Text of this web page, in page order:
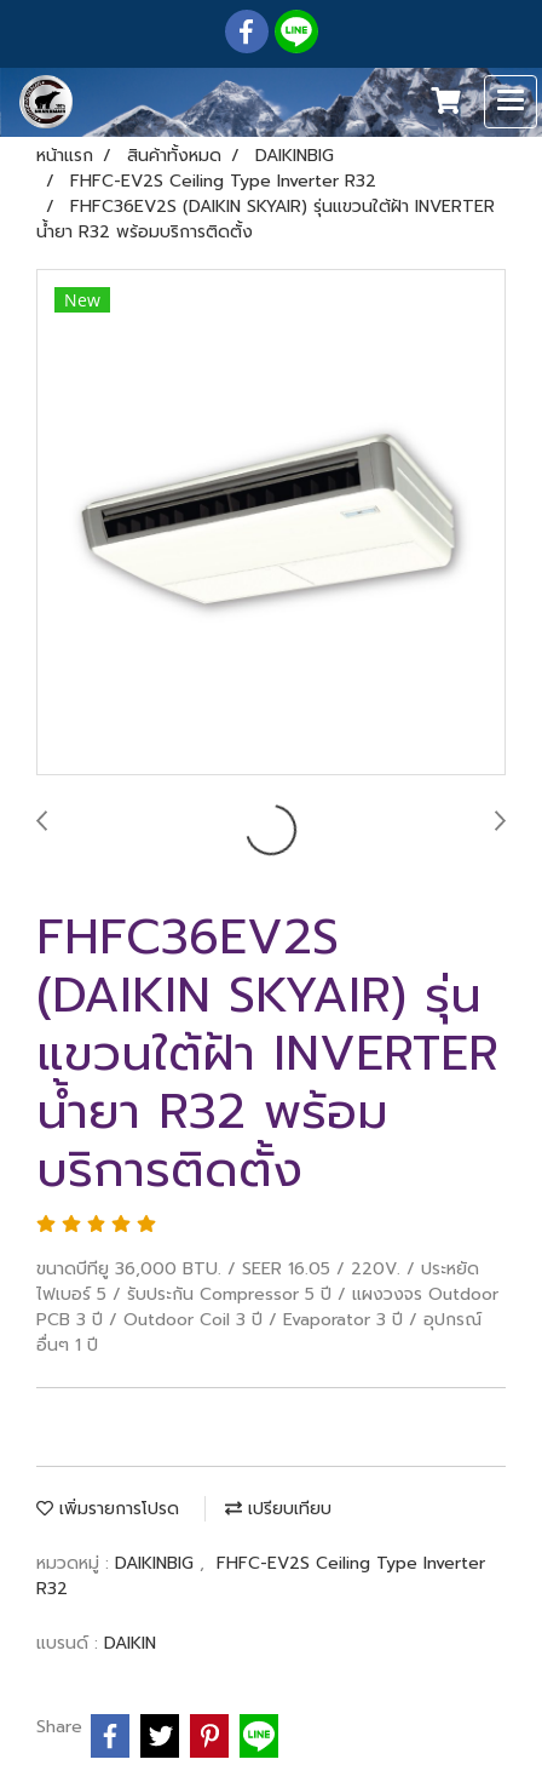
หน้าแรก สินค้าทั้งหมด
DAIKINBIG
FHFC-EV2S Ceiling Type Inverter R32
FHFC36EV2S (DAIKIN SKYAIR) รุ่นแขวนใต้ฝ้า INVERTER
น้ำยา R32 พร้อมบริการติดตั้ง
New
FHFC36EV2S
(DAIKIN SKYAIR) รุ่น
แขวนใต้ฝ้า INVERTER
น้ำยา R32 พร้อม
บริการติดตั้ง
ขนาดบีทียู 36,000 BTU. / SEER 16.05 / 220V. / ประหยัด
ไฟเบอร์ 5 / รับประกัน Compressor 5 ปี / แผงวงจร Outdoor
PCB 3 ปี / Outdoor Coil 3 ปี / Evaporator 3 ปี / อุปกรณ์
อื่นๆ 1 ปี
เพิ่มรายการโปรด เปรียบเทียบ
หมวดหมู่ : DAIKINBIG , FHFC-EV2S Ceiling Type Inverter
R32
แบรนด์ : DAIKIN
Share